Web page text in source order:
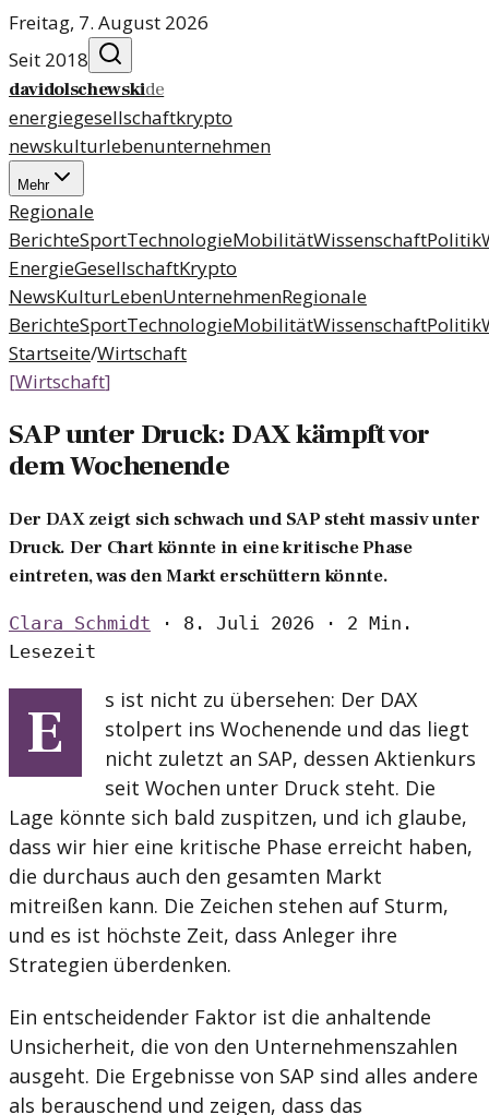
Freitag, 7. August 2026
Seit 2018
davidolschewskide
energiegesellschaftkrypto
newskulturlebenunternehmen
Mehr
Regionale
BerichteSportTechnologieMobilitätWissenschaftPolitik
EnergieGesellschaftKrypto
NewsKulturLebenUnternehmenRegionale
BerichteSportTechnologieMobilitätWissenschaftPolitik
Startseite/Wirtschaft
[Wirtschaft]
SAP unter Druck: DAX kämpft vor
dem Wochenende
Der DAX zeigt sich schwach und SAP steht massiv unter
Druck. Der Chart könnte in eine kritische Phase
eintreten, was den Markt erschüttern könnte.
Clara Schmidt · 8. Juli 2026 · 2 Min.
Lesezeit
E
s ist nicht zu übersehen: Der DAX
stolpert ins Wochenende und das liegt
nicht zuletzt an SAP, dessen Aktienkurs
seit Wochen unter Druck steht. Die
Lage könnte sich bald zuspitzen, und ich glaube,
dass wir hier eine kritische Phase erreicht haben,
die durchaus auch den gesamten Markt
mitreißen kann. Die Zeichen stehen auf Sturm,
und es ist höchste Zeit, dass Anleger ihre
Strategien überdenken.
Ein entscheidender Faktor ist die anhaltende
Unsicherheit, die von den Unternehmenszahlen
ausgeht. Die Ergebnisse von SAP sind alles andere
als berauschend und zeigen, dass das